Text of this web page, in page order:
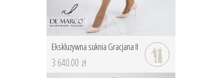
Ekskluzywna suknia Gracjana II
3 640.00 zł